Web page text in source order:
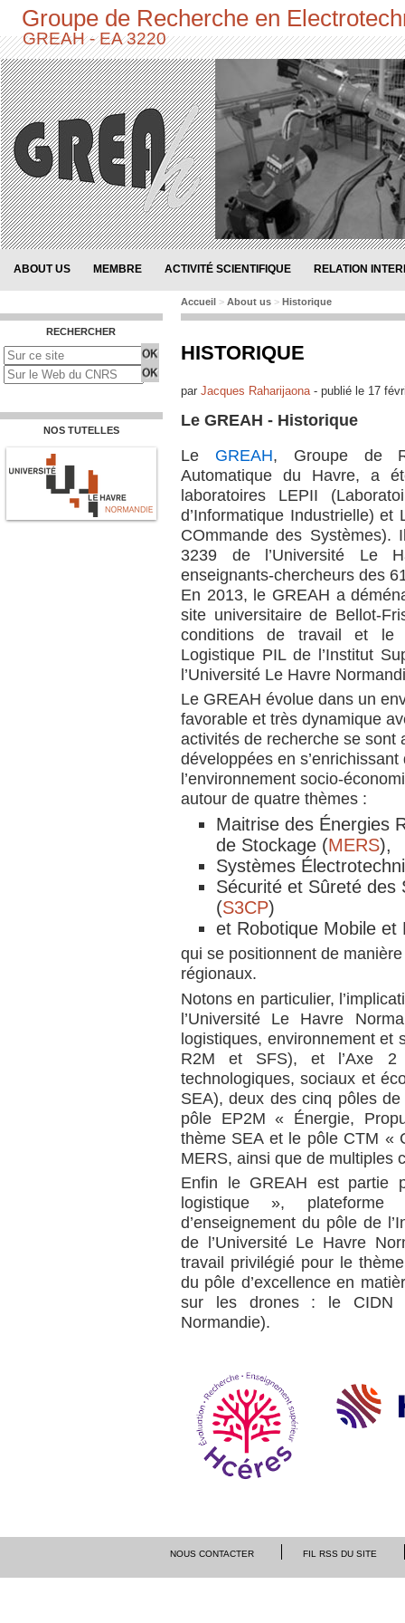
Groupe de Recherche en
GREAH - EA 3220
ABOUT US MEMBRE ACTIVITÉ SCIENTIFIQUE RELATION
RECHERCHER
NOS TUTELLES
Accueil > About us > Historique
HISTORIQUE
par Jacques Raharijaona- publié le 17
Le GREAH - Historique
Le GREAH, Groupe de
Automatique du Havre, a
laboratoires LEPII
d’Informatique Industrielle) et
COmmande des Systèmes).
3239 de l’Université Le
enseignants-chercheurs des
En 2013, le GREAH a
site universitaire de Bellot-
conditions de travail et le
Logistique PIL de l’Institut
l’Université Le Havre
Le GREAH évolue dans un
favorable et très dynamique
activités de recherche se sont
développées en
l’environnement socio-
autour de quatre thèmes :
Maitrise des Énergies
de Stockage (MERS),
Systèmes
Sécurité et Sûreté des
(S3CP)
et Robotique Mobile et
qui se positionnent de
régionaux.
Notons en particulier,
l’Université Le Havre
logistiques, environnement et
R2M et SFS), et l’Axe 2
technologiques, sociaux et
SEA), deux des cinq pôles
pôle EP2M « Énergie,
thème SEA et le pôle CTM «
MERS, ainsi que de multiples
Enfin le GREAH est partie
logistique », plateforme
d’enseignement du pôle de
de l’Université Le Havre
travail privilégié pour le
du pôle d’excellence en
sur les drones : le CIDN
Normandie).
NOUS CONTACTER FIL RSS DU SITE